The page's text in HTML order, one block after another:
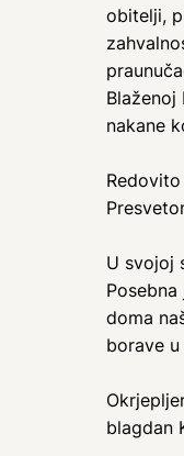
obitelji,
nakane
U svojoj
doma
borave
blagdan